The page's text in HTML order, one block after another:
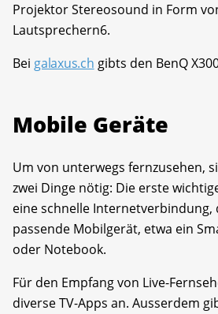
Projektor Stereosound in Form
Lautsprechern6.
Bei galaxus.ch gibts den BenQ
Mobile Geräte
Um von unterwegs fernzusehen,
zwei Dinge nötig: Die erste
eine schnelle Internetverbindung,
passende Mobilgerät, etwa ein
oder Notebook.
Für den Empfang von Live-
diverse TV-Apps an. Ausserdem